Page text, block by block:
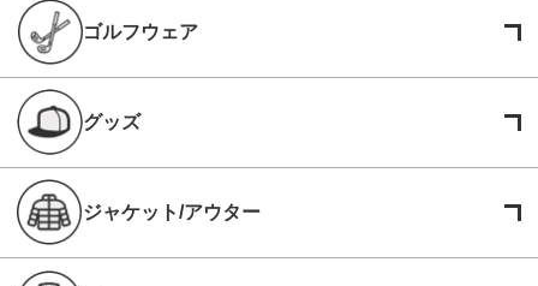
ゴルフウェア
グッズ
ジャケット/アウター